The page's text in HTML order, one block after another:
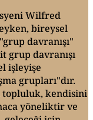
Wilfred
bireysel
davranışı"
grup davranışı
işleyişe
grupları"dır.
topluluk, kendisini
yöneliktir ve